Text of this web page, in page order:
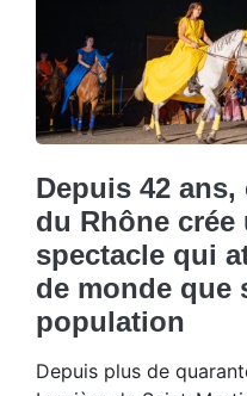
Depuis 42
du Rhône crée
spectacle qui
de monde que
population
Depuis plus de